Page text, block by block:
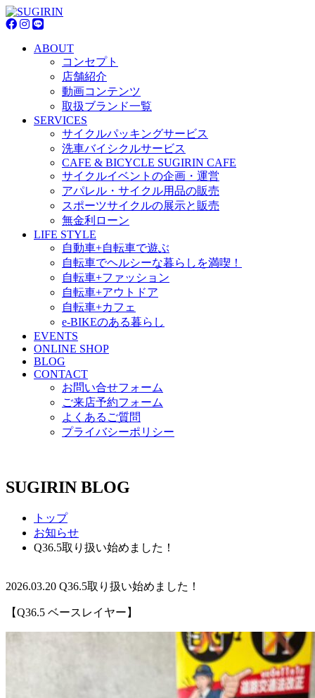
ABOUT
コンセプト
店舗紹介
動画コンテンツ
取扱ブランド一覧
SERVICES
サイクルパッキングサービス
洗車バイシクルサービス
CAFE & BICYCLE SUGIRIN CAFE
サイクルイベントの企画・運営
アパレル・サイクル用品の販売
スポーツサイクルの展示と販売
無金利ローン
LIFE STYLE
自動車+自転車で遊ぶ
自転車でヘルシーな暮らしを満喫！
自転車+ファッション
自転車+アウトドア
自転車+カフェ
e-BIKEのある暮らし
EVENTS
ONLINE SHOP
BLOG
CONTACT
お問い合せフォーム
ご来店予約フォーム
よくあるご質問
プライバシーポリシー
SUGIRIN BLOG
トップ
お知らせ
Q36.5取り扱い始めました！
2026.03.20 Q36.5取り扱い始めました！
【Q36.5 ベースレイヤー】